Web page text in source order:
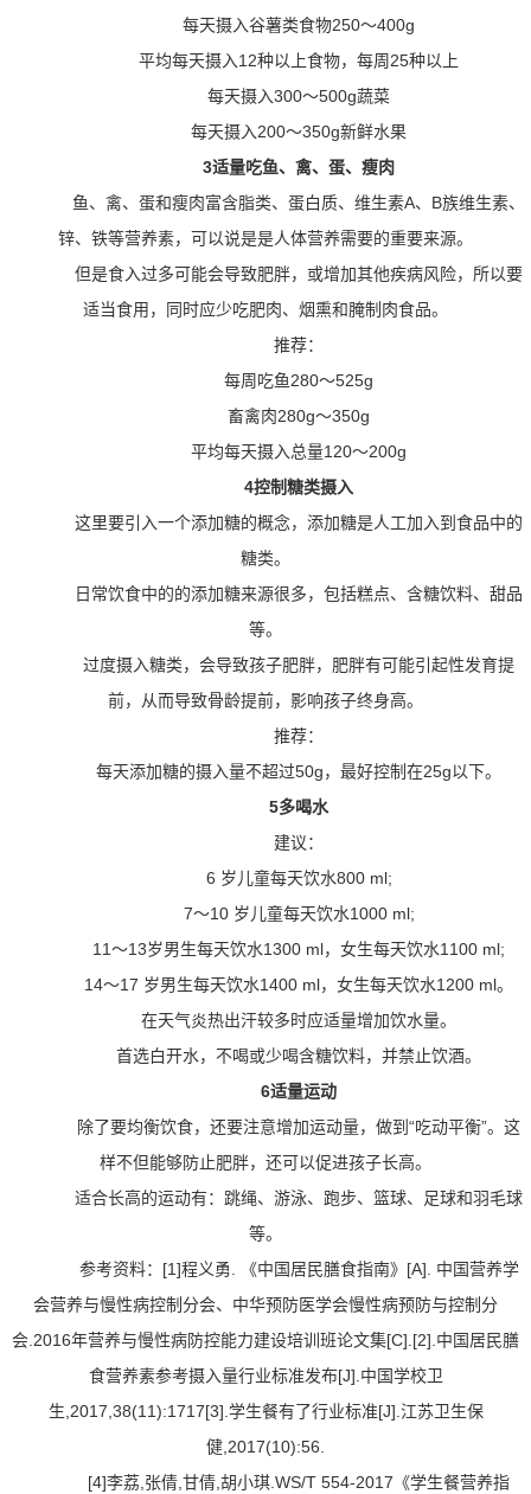
每天摄入谷薯类食物250～400g
平均每天摄入12种以上食物，每周25种以上
每天摄入300～500g蔬菜
每天摄入200～350g新鲜水果
3适量吃鱼、禽、蛋、瘦肉
鱼、禽、蛋和瘦肉富含脂类、蛋白质、维生素A、B族维生素、
锌、铁等营养素，可以说是是人体营养需要的重要来源。
但是食入过多可能会导致肥胖，或增加其他疾病风险，所以要
适当食用，同时应少吃肥肉、烟熏和腌制肉食品。
推荐：
每周吃鱼280～525g
畜禽肉280g～350g
平均每天摄入总量120～200g
4控制糖类摄入
这里要引入一个添加糖的概念，添加糖是人工加入到食品中的
糖类。
日常饮食中的的添加糖来源很多，包括糕点、含糖饮料、甜品
等。
过度摄入糖类，会导致孩子肥胖，肥胖有可能引起性发育提
前，从而导致骨龄提前，影响孩子终身高。
推荐：
每天添加糖的摄入量不超过50g，最好控制在25g以下。
5多喝水
建议：
6 岁儿童每天饮水800 ml;
7～10 岁儿童每天饮水1000 ml;
11～13岁男生每天饮水1300 ml，女生每天饮水1100 ml;
14～17 岁男生每天饮水1400 ml，女生每天饮水1200 ml。
在天气炎热出汗较多时应适量增加饮水量。
首选白开水，不喝或少喝含糖饮料，并禁止饮酒。
6适量运动
除了要均衡饮食，还要注意增加运动量，做到“吃动平衡”。这
样不但能够防止肥胖，还可以促进孩子长高。
适合长高的运动有：跳绳、游泳、跑步、篮球、足球和羽毛球
等。
参考资料：[1]程义勇. 《中国居民膳食指南》[A]. 中国营养学
会营养与慢性病控制分会、中华预防医学会慢性病预防与控制分
会.2016年营养与慢性病防控能力建设培训班论文集[C].[2].中国居民膳
食营养素参考摄入量行业标准发布[J].中国学校卫
生,2017,38(11):1717[3].学生餐有了行业标准[J].江苏卫生保
健,2017(10):56.
[4]李荔,张倩,甘倩,胡小琪.WS/T 554-2017《学生餐营养指